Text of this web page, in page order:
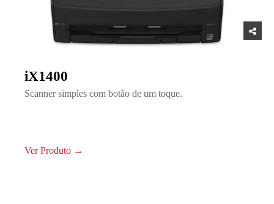
iX1400
Scanner simples com botão de um toque.
Ver Produto →